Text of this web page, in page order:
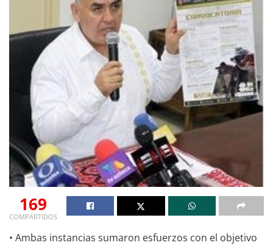
169
COMPARTIDOS
• Ambas instancias sumaron esfuerzos con el objetivo